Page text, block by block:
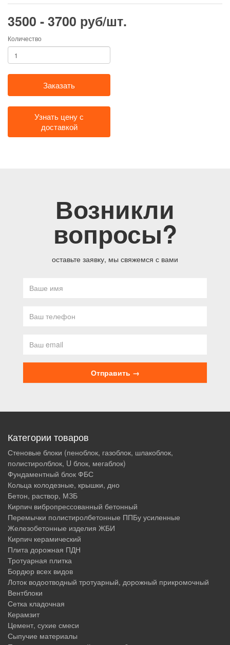
3500 - 3700 руб/шт.
Количество
Заказать
Узнать цену с
доставкой
Возникли
вопросы?
оставьте заявку, мы свяжемся с вами
Категории товаров
Стеновые блоки (пеноблок, газоблок, шлакоблок,
полистиролблок, U блок, мегаблок)
Фундаментный блок ФБС
Кольца колодезные, крышки, дно
Бетон, раствор, МЗБ
Кирпич вибропрессованный бетонный
Перемычки полистиролбетонные ППБу усиленные
Железобетонные изделия ЖБИ
Кирпич керамический
Плита дорожная ПДН
Тротуарная плитка
Бордюр всех видов
Лоток водоотводный тротуарный, дорожный прикромочный
Вентблоки
Сетка кладочная
Керамзит
Цемент, сухие смеси
Сыпучие материалы